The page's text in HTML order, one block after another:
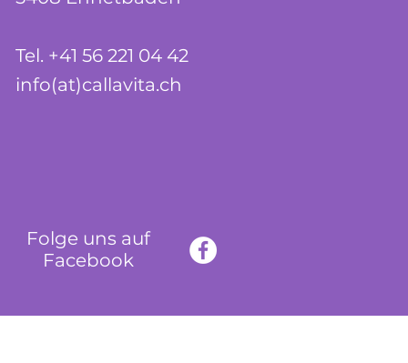
Tel. +41 56 221 04 42
info(at)callavita.ch
Folge uns auf
Facebook